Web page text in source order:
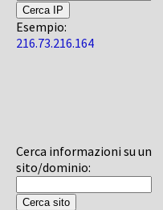
Esempio:
216.73.216.164
Cerca informazioni su un
sito/dominio: